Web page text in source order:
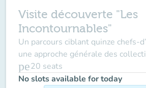
Visite découverte "Les
Incontournables"
Un parcours ciblant quinze chefs-
une approche générale des
person
20 seats
No slots available for today